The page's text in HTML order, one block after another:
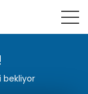
bekliyor